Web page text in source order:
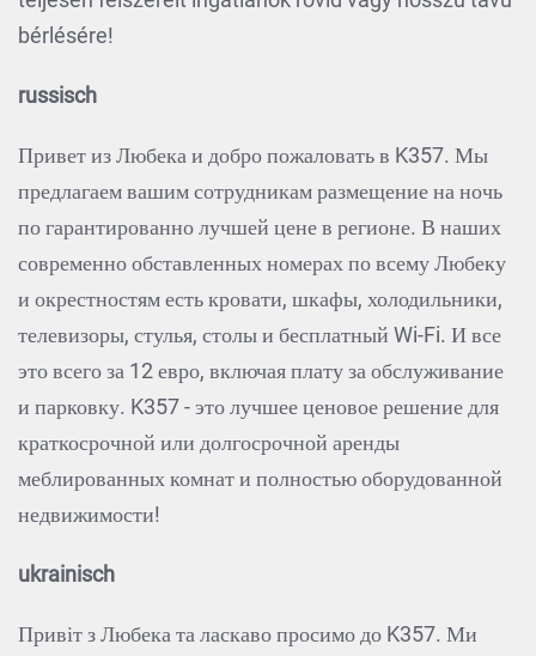
bérlésére!
russisch
Привет из Любека и добро пожаловать в K357. Мы
предлагаем вашим сотрудникам размещение на ночь
по гарантированно лучшей цене в регионе. В наших
современно обставленных номерах по всему Любеку
и окрестностям есть кровати, шкафы, холодильники,
телевизоры, стулья, столы и бесплатный Wi-Fi. И все
это всего за 12 евро, включая плату за обслуживание
и парковку. K357 - это лучшее ценовое решение для
краткосрочной или долгосрочной аренды
меблированных комнат и полностью оборудованной
недвижимости!
ukrainisch
Привіт з Любека та ласкаво просимо до K357. Ми